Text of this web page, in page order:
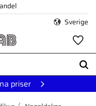
Sverige
priser